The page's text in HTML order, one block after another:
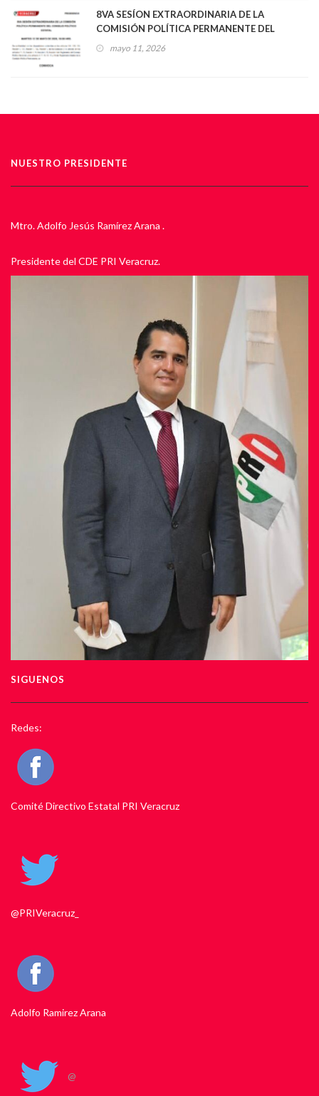
8VA SESÍON EXTRAORDINARIA DE LA
COMISIÓN POLÍTICA PERMANENTE DEL
CONSEJO POLÍTICO ESTATAL
mayo 11, 2026
NUESTRO PRESIDENTE
Mtro. Adolfo Jesús Ramírez Arana .
Presidente del CDE PRI Veracruz.
SIGUENOS
Redes:
Comité Directivo Estatal PRI Veracruz
@PRIVeracruz_
Adolfo Ramirez Arana
@